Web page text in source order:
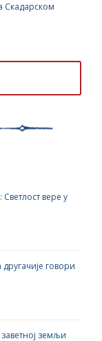
Скадарском
вере у
говори
земљи